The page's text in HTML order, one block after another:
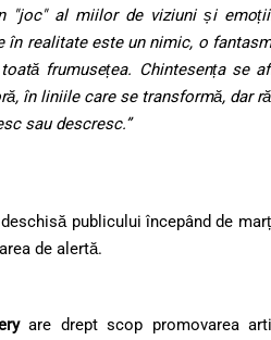
"joc" al miilor de viziuni și
în realitate este un nimic, o
frumusețea. Chintesența se
în liniile care se transformă, dar
sau descresc.”
publicului începând de
de alertă.
are drept scop promovarea